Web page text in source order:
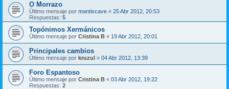
O Morrazo
Último mensaje por mantiscave « 25 Abr 2012, 20:53
Respuestas: 5
Topónimos Xermánicos
Último mensaje por Cristina B « 19 Abr 2012, 20:01
Principales cambios
Último mensaje por kruzul « 04 Abr 2012, 13:39
Foro Espantoso
Último mensaje por Cristina B « 03 Abr 2012, 19:22
Respuestas: 2